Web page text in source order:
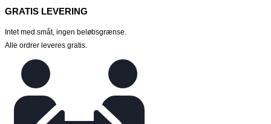
GRATIS LEVERING
Intet med småt, ingen beløbsgrænse.
Alle ordrer leveres gratis.